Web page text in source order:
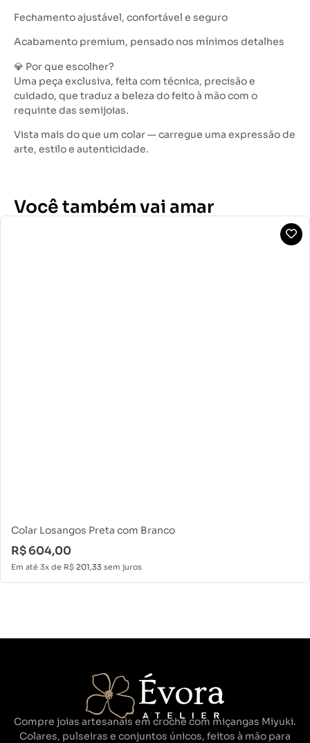
Fechamento ajustável, confortável e seguro
Acabamento premium, pensado nos mínimos detalhes
💎 Por que escolher?
Uma peça exclusiva, feita com técnica, precisão e
cuidado, que traduz a beleza do feito à mão com o
requinte das semijoias.
Vista mais do que um colar — carregue uma expressão de
arte, estilo e autenticidade.
Você também vai amar
Colar Losangos Preta com Branco
R$604,00
Em até 3x de R$ 201,33 sem juros
Compre joias artesanais em crochê com miçangas Miyuki.
Colares, pulseiras e conjuntos únicos, feitos à mão para